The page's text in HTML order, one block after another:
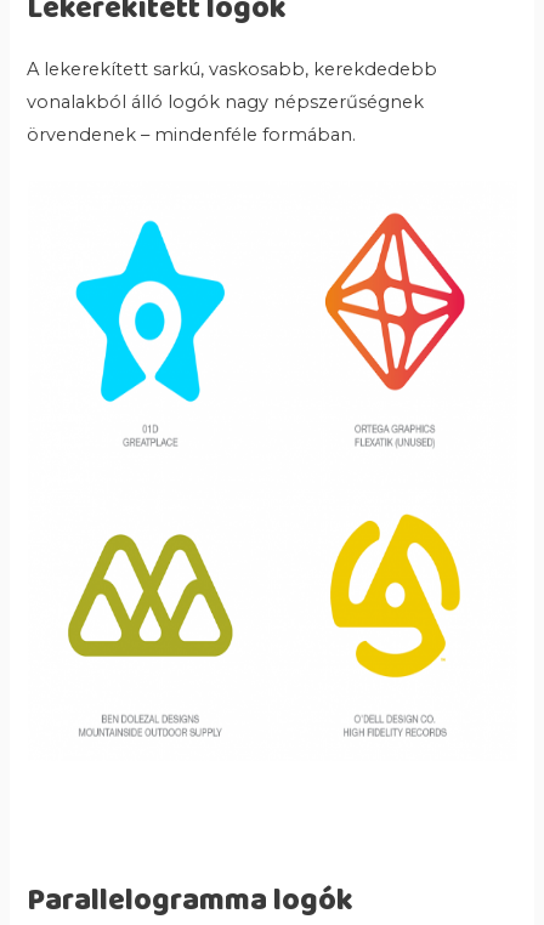
Lekerekített logók
A lekerekített sarkú, vaskosabb, kerekdedebb
vonalakból álló logók nagy népszerűségnek
örvendenek – mindenféle formában.
Parallelogramma logók